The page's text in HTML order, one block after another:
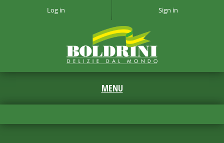
Log in Sign in